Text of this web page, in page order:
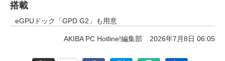
搭載
eGPUドック「GPD G2」も用意
AKIBA PC Hotline!編集部 2026年7月8日 06:05